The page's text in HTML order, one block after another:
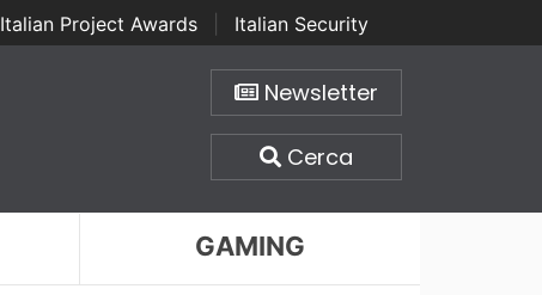
Italian Project Awards
Italian Security
Newsletter
Cerca
GAMING